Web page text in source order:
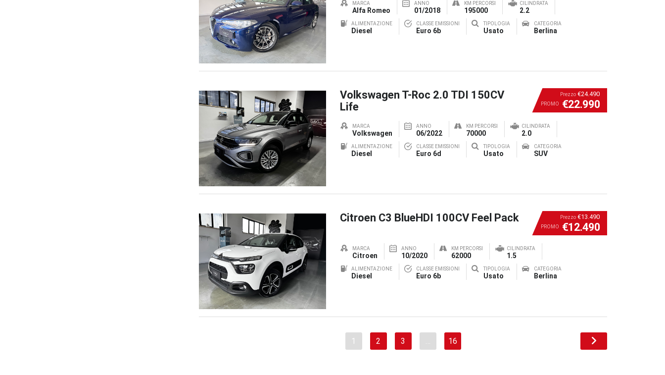
MARCA
Alfa Romeo
ANNO
01/2018
KM PERCORSI
195000
CILINDRATA
2.2
ALIMENTAZIONE
Diesel
CLASSE EMISSIONI
Euro 6b
TIPOLOGIA
Usato
CATEGORIA
Berlina
Prezzo €24.490
PROMO €22.990
Volkswagen T-Roc 2.0 TDI 150CV
Life
MARCA
Volkswagen
ANNO
06/2022
KM PERCORSI
70000
CILINDRATA
2.0
ALIMENTAZIONE
Diesel
CLASSE EMISSIONI
Euro 6d
TIPOLOGIA
Usato
CATEGORIA
SUV
Prezzo €13.490
PROMO €12.490
Citroen C3 BlueHDI 100CV Feel Pack
MARCA
Citroen
ANNO
10/2020
KM PERCORSI
62000
CILINDRATA
1.5
ALIMENTAZIONE
Diesel
CLASSE EMISSIONI
Euro 6b
TIPOLOGIA
Usato
CATEGORIA
Berlina
1 2 3 16